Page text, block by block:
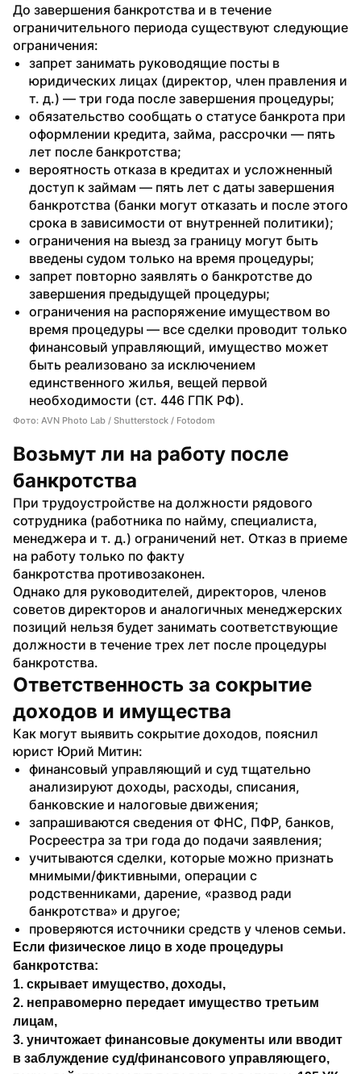
До завершения банкротства и в течение
ограничительного периода существуют следующие
ограничения:
запрет занимать руководящие посты в
юридических лицах (директор, член правления и
т. д.) — три года после завершения процедуры;
обязательство сообщать о статусе банкрота при
оформлении кредита, займа, рассрочки — пять
лет после банкротства;
вероятность отказа в кредитах и усложненный
доступ к займам — пять лет с даты завершения
банкротства (банки могут отказать и после этого
срока в зависимости от внутренней политики);
ограничения на выезд за границу могут быть
введены судом только на время процедуры;
запрет повторно заявлять о банкротстве до
завершения предыдущей процедуры;
ограничения на распоряжение имуществом во
время процедуры — все сделки проводит только
финансовый управляющий, имущество может
быть реализовано за исключением
единственного жилья, вещей первой
необходимости (ст. 446 ГПК РФ).
Фото: AVN Photo Lab / Shutterstock / Fotodom
Возьмут ли на работу после
банкротства
При трудоустройстве на должности рядового
сотрудника (работника по найму, специалиста,
менеджера и т. д.) ограничений нет. Отказ в приеме
на работу только по факту
банкротства противозаконен.
Однако для руководителей, директоров, членов
советов директоров и аналогичных менеджерских
позиций нельзя будет занимать соответствующие
должности в течение трех лет после процедуры
банкротства.
Ответственность за сокрытие
доходов и имущества
Как могут выявить сокрытие доходов, пояснил
юрист Юрий Митин:
финансовый управляющий и суд тщательно
анализируют доходы, расходы, списания,
банковские и налоговые движения;
запрашиваются сведения от ФНС, ПФР, банков,
Росреестра за три года до подачи заявления;
учитываются сделки, которые можно признать
мнимыми/фиктивными, операции с
родственниками, дарение, «развод ради
банкротства» и другое;
проверяются источники средств у членов семьи.
Если физическое лицо в ходе процедуры
банкротства:
1. скрывает имущество, доходы,
2. неправомерно передает имущество третьим
лицам,
3. уничтожает финансовые документы или вводит
в заблуждение суд/финансового управляющего,